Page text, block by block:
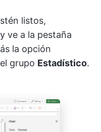
listos,
ve a la pestaña
la opción
grupo Estadístico.